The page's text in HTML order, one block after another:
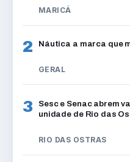
MARICÁ
2 Náutica a marca que
GERAL
3
Sesc e Senac abrem
unidade de Rio das
RIO DAS OSTRAS